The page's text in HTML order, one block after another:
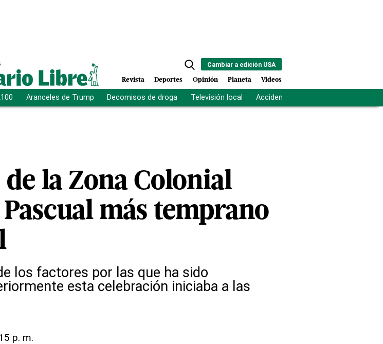
Cambiar a edición USA
Revista Deportes Opinión Planeta Videos
Aranceles de Trump Decomisos de droga Televisión local Accidente Los Ríos
de la Zona Colonial
más temprano
los factores por las que ha sido
esta celebración iniciaba a las
p. m.